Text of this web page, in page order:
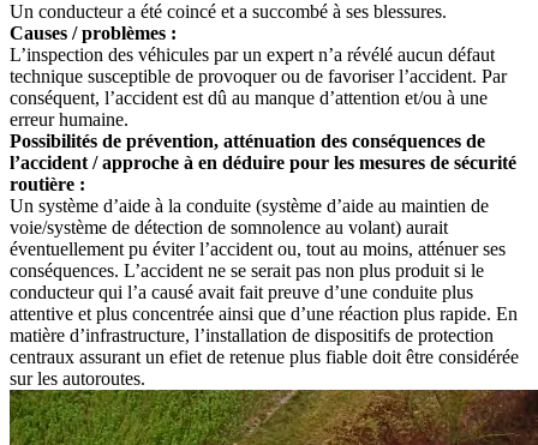
Un conducteur a été coincé et a succombé à ses blessures.
Causes / problèmes :
L’inspection des véhicules par un expert n’a révélé aucun défaut
technique susceptible de provoquer ou de favoriser l’accident. Par
conséquent, l’accident est dû au manque d’attention et/ou à une
erreur humaine.
Possibilités de prévention, atténuation des conséquences de
l’accident / approche à en déduire pour les mesures de sécurité
routière :
Un système d’aide à la conduite (système d’aide au maintien de
voie/système de détection de somnolence au volant) aurait
éventuellement pu éviter l’accident ou, tout au moins, atténuer ses
conséquences. L’accident ne se serait pas non plus produit si le
conducteur qui l’a causé avait fait preuve d’une conduite plus
attentive et plus concentrée ainsi que d’une réaction plus rapide. En
matière d’infrastructure, l’installation de dispositifs de protection
centraux assurant un efiet de retenue plus fiable doit être considérée
sur les autoroutes.